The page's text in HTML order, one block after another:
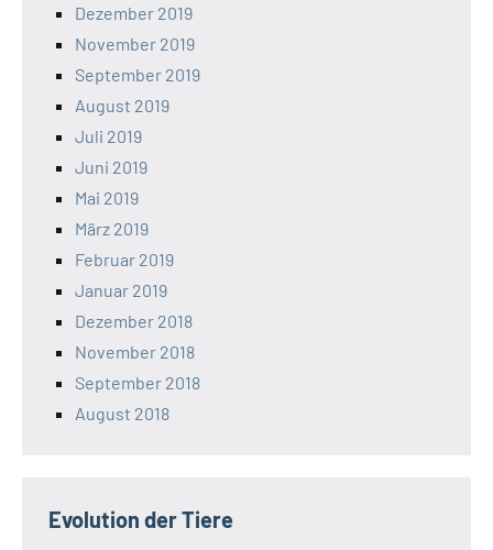
Dezember 2019
November 2019
September 2019
August 2019
Juli 2019
Juni 2019
Mai 2019
März 2019
Februar 2019
Januar 2019
Dezember 2018
November 2018
September 2018
August 2018
Evolution der Tiere